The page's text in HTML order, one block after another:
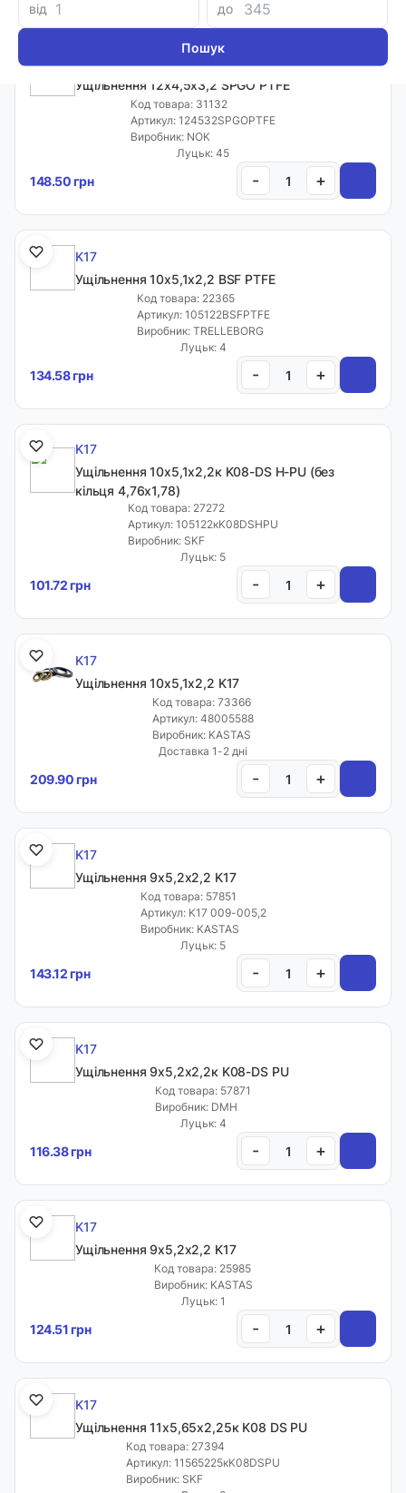
від до
K17
Ущільнення 12х4,5х3,2 SPGO PTFE
Код товара: 31132
Артикул: 124532SPGOPTFE
Виробник: NOK
Луцьк: 45
148.50 грн - +
K17
Ущільнення 10х5,1х2,2 BSF PTFE
Код товара: 22365
Артикул: 105122BSFPTFE
Виробник: TRELLEBORG
Луцьк: 4
134.58 грн - +
K17
Ущільнення 10х5,1х2,2к K08-DS H-PU (без
кільця 4,76х1,78)
Код товара: 27272
Артикул: 105122кK08DSHPU
Виробник: SKF
Луцьк: 5
101.72 грн - +
K17
Ущільнення 10х5,1х2,2 K17
Код товара: 73366
Артикул: 48005588
Виробник: KASTAS
Доставка 1-2 дні
209.90 грн - +
K17
Ущільнення 9х5,2х2,2 K17
Код товара: 57851
Артикул: K17 009-005,2
Виробник: KASTAS
Луцьк: 5
143.12 грн - +
K17
Ущільнення 9х5,2х2,2к K08-DS PU
Код товара: 57871
Виробник: DMH
Луцьк: 4
116.38 грн - +
K17
Ущільнення 9х5,2х2,2 K17
Код товара: 25985
Виробник: KASTAS
Луцьк: 1
124.51 грн - +
K17
Ущільнення 11х5,65х2,25к K08 DS PU
Код товара: 27394
Артикул: 11565225кK08DSPU
Виробник: SKF